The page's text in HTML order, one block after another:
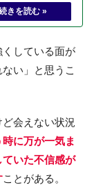
している面が
い」と思うこ
会えない状況
に万が一気ま
いた不信感が
ことがある。